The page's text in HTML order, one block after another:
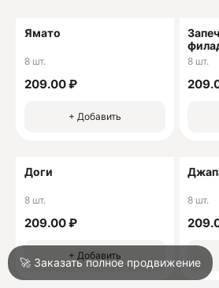
Ямато
8 шт.
209.00 ₽
+ Добавить
8 шт.
Доги
8 шт.
209.00 ₽
+ Добавить
8 шт.
🚀 Заказать полное продвижение